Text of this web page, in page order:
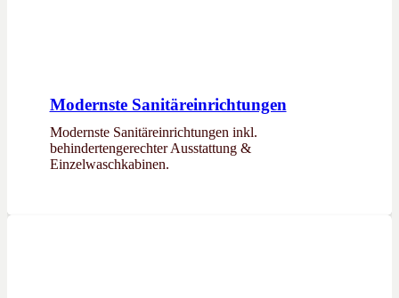
Modernste Sanitäreinrichtungen
Modernste Sanitäreinrichtungen inkl.
behindertengerechter Ausstattung &
Einzelwaschkabinen.